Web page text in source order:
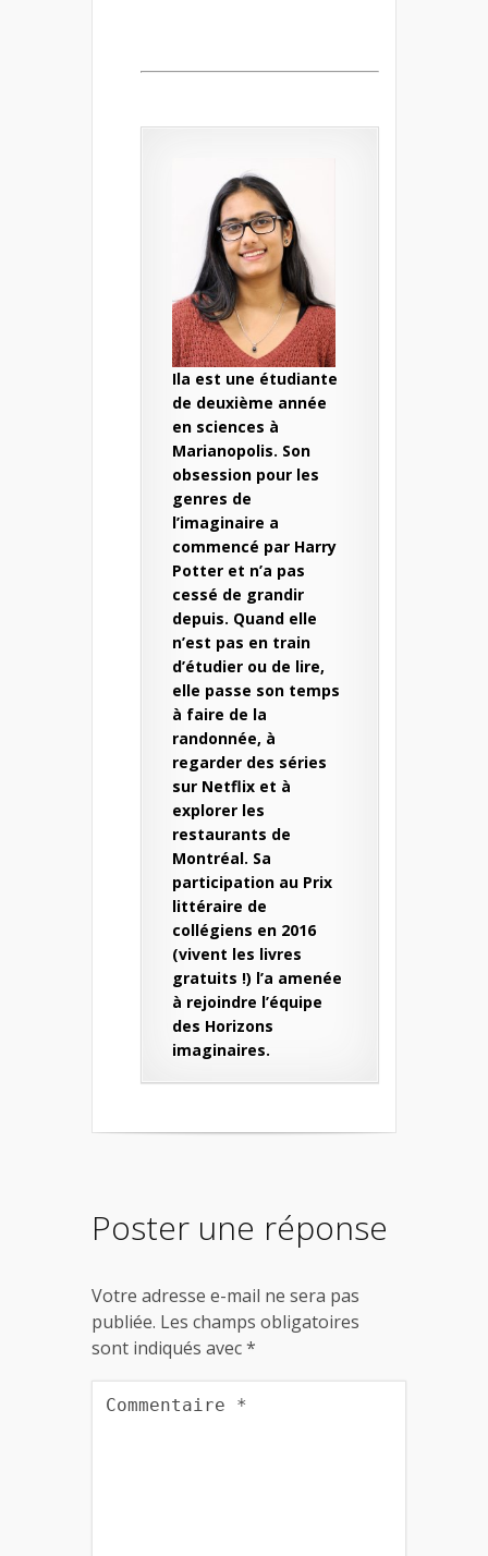
Ila est une étudiante
de deuxième année
en sciences à
Marianopolis. Son
obsession pour les
genres de
l’imaginaire a
commencé par Harry
Potter et n’a pas
cessé de grandir
depuis. Quand elle
n’est pas en train
d’étudier ou de lire,
elle passe son temps
à faire de la
randonnée, à
regarder des séries
sur Netflix et à
explorer les
restaurants de
Montréal. Sa
participation au Prix
littéraire de
collégiens en 2016
(vivent les livres
gratuits !) l’a amenée
à rejoindre l’équipe
des Horizons
imaginaires.
Poster une réponse
Votre adresse e-mail ne sera pas
publiée. Les champs obligatoires
sont indiqués avec*